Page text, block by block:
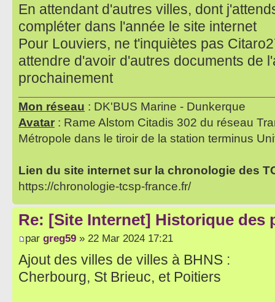
En attendant d'autres villes, dont
compléter dans l'année le site internet
Pour Louviers, ne t'inquiètes pas
attendre d'avoir d'autres documents de
prochainement
Mon réseau : DK'BUS Marine - Dunkerque
Avatar : Rame Alstom Citadis 302 du réseau
Métropole dans le tiroir de la station terminus
Lien du site internet sur la chronologie des
https://chronologie-tcsp-france.fr/
Re: [Site Internet] Historique des
par greg59 » 22 Mar 2024 17:21
Ajout des villes de villes à BHNS :
Cherbourg, St Brieuc, et Poitiers